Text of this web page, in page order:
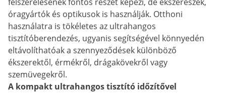
óragyártók és optikusok is használják. Otthoni
használatra is tökéletes az ultrahangos
tisztítóberendezés, ugyanis segítségével könnyedén
eltávolíthatóak a szennyeződések különböző
ékszerektől, érmékről, drágakövekről vagy
szemüvegekről.
A kompakt ultrahangos tisztító időzítővel